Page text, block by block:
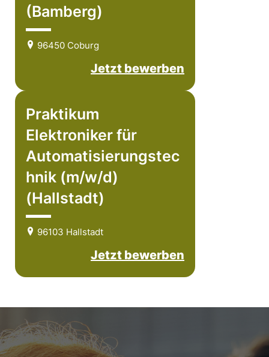
(Bamberg)
96450 Coburg
Jetzt bewerben
Praktikum
Elektroniker für
Automatisierungstec
hnik (m/w/d)
(Hallstadt)
96103 Hallstadt
Jetzt bewerben